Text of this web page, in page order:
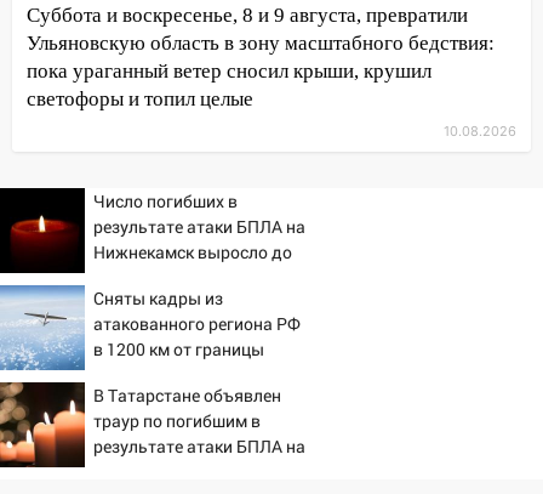
05:00 Боль, скованность и старение
дисков: как повседневные привычки
незаметно разрушают наш позвоночник
03:00 День скрытых ловушек и
внезапных подарков судьбы: гороскоп
09.08.2026
21:58
В Ульяновске около «нового»
моста утопили автомобиль «Вольво»
20:20
Итоги 9 августа в Ульяновской
области: разгул стихии, поиски
человека на Волге и транспортный
коллапс
19:43
Из-за ураганного ветра упали
деревья в парке «Победы»
Суббота и воскресенье, 8 и 9 августа, превратили
Ульяновскую область в зону масштабного бедствия:
пока ураганный ветер сносил крыши, крушил
светофоры и топил целые
10.08.2026
Число погибших в
результате атаки БПЛА на
Нижнекамск выросло до
Сняты кадры из
атакованного региона РФ
в 1200 км от границы
В Татарстане объявлен
траур по погибшим в
результате атаки БПЛА на